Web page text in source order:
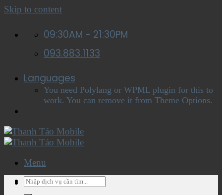
Skip to content
09:30AM - 21:30PM
093.883.1133
Languages
You need Polylang or WPML plugin for this to
work. You can remove it from Theme Options.
Menu
Menu